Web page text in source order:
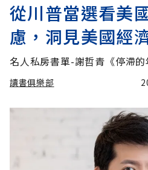
從川普當選看美
慮，洞見美國經
名人私房書單-謝哲青《停滯的
讀書俱樂部